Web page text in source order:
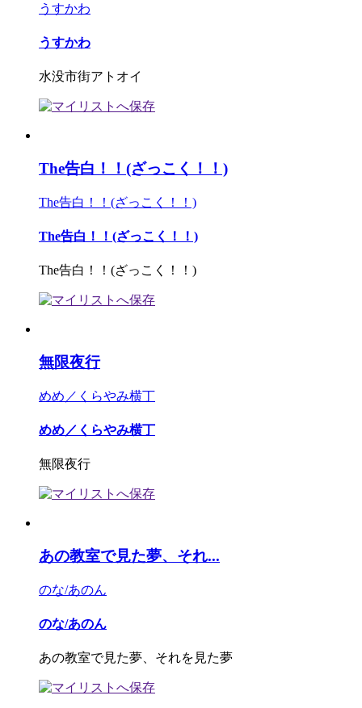
うすかわ
うすかわ
水没市街アトオイ
The告白！！(ざっこく！！)
The告白！！(ざっこく！！)
The告白！！(ざっこく！！)
The告白！！(ざっこく！！)
無限夜行
めめ／くらやみ横丁
めめ／くらやみ横丁
無限夜行
あの教室で見た夢、それ...
のな/あのん
のな/あのん
あの教室で見た夢、それを見た夢